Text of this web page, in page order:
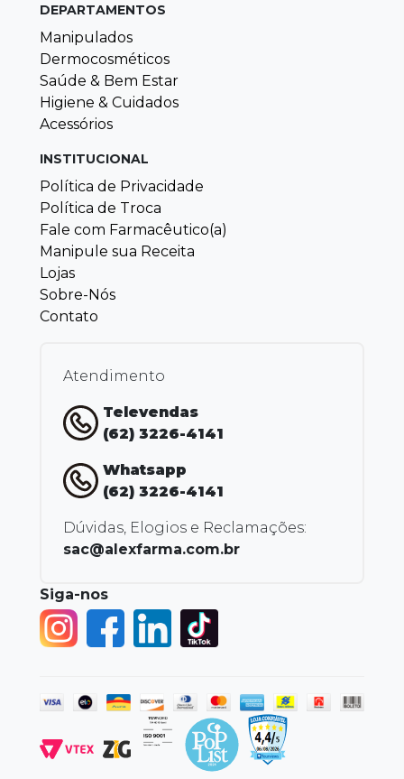
DEPARTAMENTOS
Manipulados
Dermocosméticos
Saúde & Bem Estar
Higiene & Cuidados
Acessórios
INSTITUCIONAL
Política de Privacidade
Política de Troca
Fale com Farmacêutico(a)
Manipule sua Receita
Lojas
Sobre-Nós
Contato
Atendimento
Televendas
(62) 3226-4141
Whatsapp
(62) 3226-4141
Dúvidas, Elogios e Reclamações:
sac@alexfarma.com.br
Siga-nos